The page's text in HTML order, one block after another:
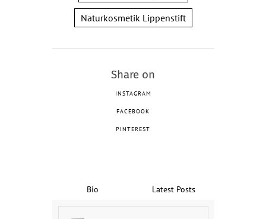
Naturkosmetik Lippenstift
Share on
INSTAGRAM
FACEBOOK
PINTEREST
Bio Latest Posts